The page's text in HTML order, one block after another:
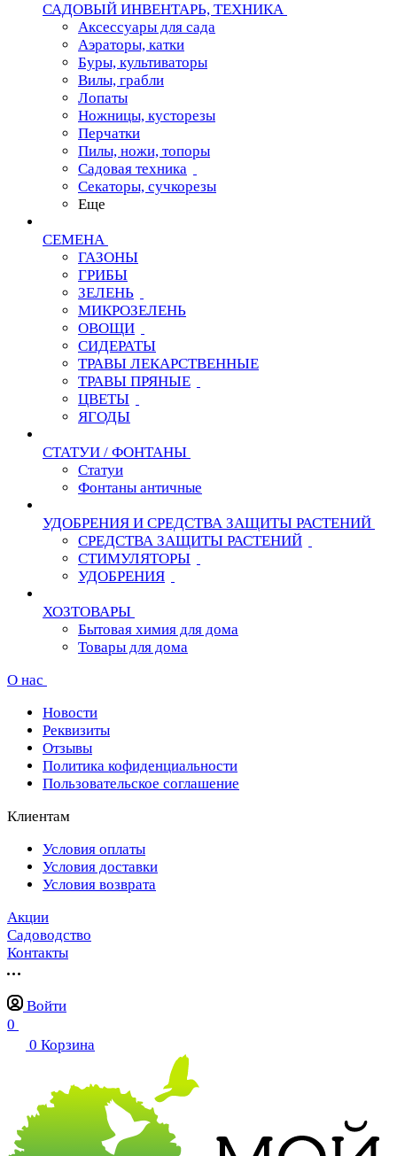
САДОВЫЙ ИНВЕНТАРЬ, ТЕХНИКА
Аксессуары для сада
Аэраторы, катки
Буры, культиваторы
Вилы, грабли
Лопаты
Ножницы, кусторезы
Перчатки
Пилы, ножи, топоры
Садовая техника
Секаторы, сучкорезы
Еще
СЕМЕНА
ГАЗОНЫ
ГРИБЫ
ЗЕЛЕНЬ
МИКРОЗЕЛЕНЬ
ОВОЩИ
СИДЕРАТЫ
ТРАВЫ ЛЕКАРСТВЕННЫЕ
ТРАВЫ ПРЯНЫЕ
ЦВЕТЫ
ЯГОДЫ
СТАТУИ / ФОНТАНЫ
Статуи
Фонтаны античные
УДОБРЕНИЯ И СРЕДСТВА ЗАЩИТЫ РАСТЕНИЙ
СРЕДСТВА ЗАЩИТЫ РАСТЕНИЙ
СТИМУЛЯТОРЫ
УДОБРЕНИЯ
ХОЗТОВАРЫ
Бытовая химия для дома
Товары для дома
О нас
Новости
Реквизиты
Отзывы
Политика кофиденциальности
Пользовательское соглашение
Клиентам
Условия оплаты
Условия доставки
Условия возврата
Акции
Садоводство
Контакты
Войти
0
0 Корзина